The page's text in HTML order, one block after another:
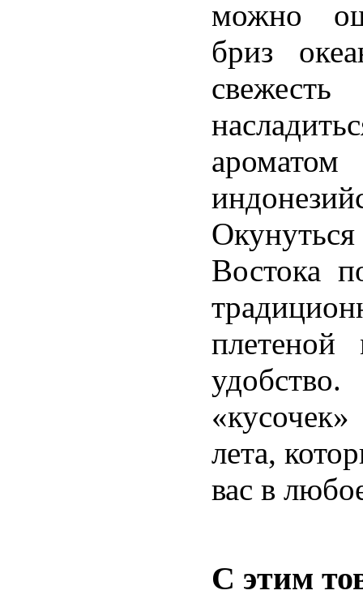
можно
бриз
Востока
«кусочек»
лета,
вас в
С этим